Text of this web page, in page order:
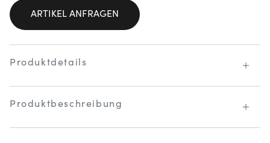
ARTIKEL ANFRAGEN
Produktdetails
Produktbeschreibung